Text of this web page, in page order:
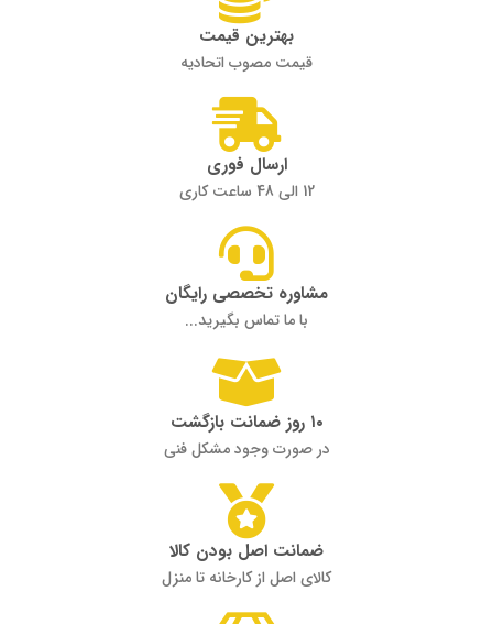
بهترین قیمت
قیمت مصوب اتحادیه
ارسال فوری
12 الی 48 ساعت کاری
مشاوره تخصصی رایگان
با ما تماس بگیرید...
۱۰ روز ضمانت بازگشت
در صورت وجود مشکل فنی
ضمانت اصل بودن کالا
کالای اصل از کارخانه تا منزل